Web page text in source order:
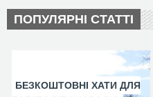
ПОПУЛЯРНІ СТАТТІ
БЕЗКОШТОВНІ ХАТИ ДЛЯ